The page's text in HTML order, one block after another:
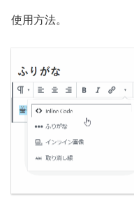
使用方法。